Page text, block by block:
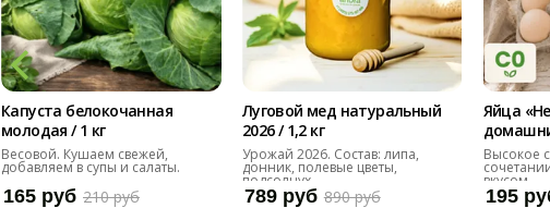
Капуста белокочанная
молодая / 1 кг
Весовой. Кушаем свежей,
добавляем в супы и салаты.
165 руб 210 руб
Луговой мед натуральный
2026 / 1,2 кг
Урожай 2026. Состав: липа,
донник, полевые цветы,
подсолнух
789 руб 890 руб
Яйца
десяток
Высокое
вкусом.
195